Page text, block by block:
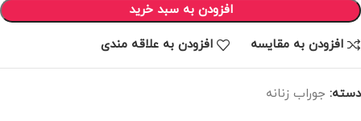
افزودن به سبد خرید
افزودن به مقایسه افزودن به علاقه مندی
دسته: جوراب زنانه